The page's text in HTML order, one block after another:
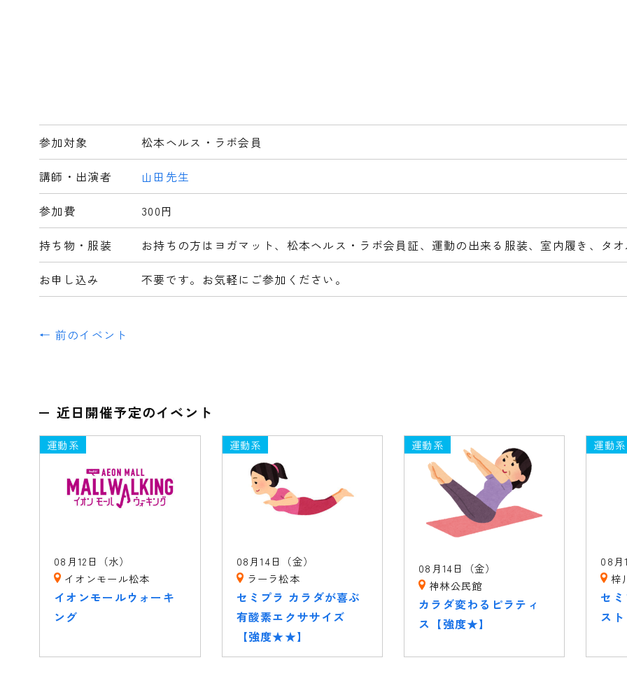
参加対象 松本ヘルス・ラボ会員
講師・出演者 山田先生
参加費 300円
持ち物・服装 お持ちの方はヨガマット、松本ヘルス・ラボ会員証、運動の出来る服装、室内履き、タ
お申し込み 不要です。お気軽にご参加ください。
← 前のイベント
近日開催予定のイベント
運動系
08月12日（水）
イオンモール松本
イオンモールウォーキ
ング
運動系
08月14日（金）
ラーラ松本
セミプラ カラダが喜ぶ
有酸素エクササイズ
【強度★★】
運動系
08月14日（金）
神林公民館
カラダ変わるピラティ
ス【強度★】
運動系
08月
梓
セ
ス